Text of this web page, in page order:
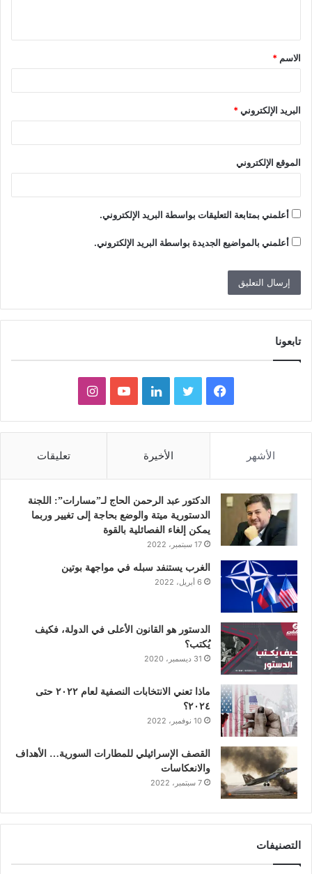
ق
*
الاسم *
البريد الإلكتروني*
الموقع الإلكتروني
أعلمني بمتابعة التعليقات بواسطة البريد الإلكتروني.
أعلمني بالمواضيع الجديدة بواسطة البريد الإلكتروني.
تابعونا
ي
و
ك
و
ر
ي
د
إ
و
و
ب
ن
ق
الأشهر الأخيرة تعليقات
الدكتور عبد الرحمن الحاج لـ”مسارات”: اللجنة
الدستورية ميتة والوضع بحاجة إلى تغيير وربما
يمكن إلغاء الفصائلية بالقوة
17 سبتمبر، 2022
الغرب يستنفد سبله في مواجهة بوتين
6 أبريل، 2022
الدستور هو القانون الأعلى في الدولة، فكيف
يُكتب؟
31 ديسمبر، 2020
ماذا تعني الانتخابات النصفية لعام ٢٠٢٢ حتى
٢٠٢٤؟
10 نوفمبر، 2022
القصف الإسرائيلي للمطارات السورية… الأهداف
والانعكاسات
7 سبتمبر، 2022
التصنيفات